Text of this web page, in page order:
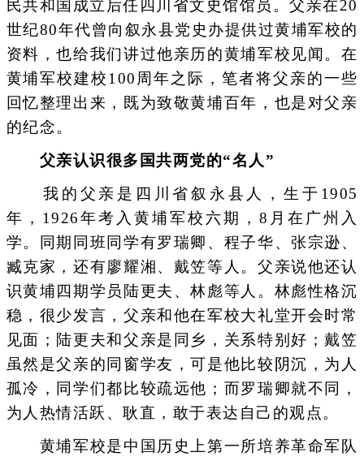
民共和国成立后任四川省文史馆馆员。父亲在20
世纪80年代曾向叙永县党史办提供过黄埔军校的
资料，也给我们讲过他亲历的黄埔军校见闻。在
黄埔军校建校100周年之际，笔者将父亲的一些
回忆整理出来，既为致敬黄埔百年，也是对父亲
的纪念。
父亲认识很多国共两党的“名人”
我的父亲是四川省叙永县人，生于1905
年，1926年考入黄埔军校六期，8月在广州入
学。同期同班同学有罗瑞卿、程子华、张宗逊、
臧克家，还有廖耀湘、戴笠等人。父亲说他还认
识黄埔四期学员陆更夫、林彪等人。林彪性格沉
稳，很少发言，父亲和他在军校大礼堂开会时常
见面；陆更夫和父亲是同乡，关系特别好；戴笠
虽然是父亲的同窗学友，可是他比较阴沉，为人
孤冷，同学们都比较疏远他；而罗瑞卿就不同，
为人热情活跃、耿直，敢于表达自己的观点。
黄埔军校是中国历史上第一所培养革命军队